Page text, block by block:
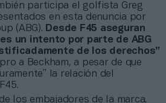
participa el golfista Greg
en esta denuncia por
(ABG). Desde F45 aseguran
un intento por parte de ABG
de los derechos”
a Beckham, a pesar de que
la relación del
los embajadores de la marca,